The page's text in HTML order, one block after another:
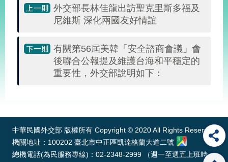
為
相
關
網
站
外交部長林佳龍出訪聖克里斯多福及
尼維斯 深化兩國友好情誼
有關第56屆美韓「安全諮商會議」會
後聯合公報提及維護台海和平穩定的
重要性，外交部說明如下：
中華民國外交部 版權所有 Copyright © 2020 All Rights Reserved
機關地址：100202 臺北市中正區凱達格蘭大道二號
總機電話(為民服務專線)：02-2348-2999 （週一至週五上班時